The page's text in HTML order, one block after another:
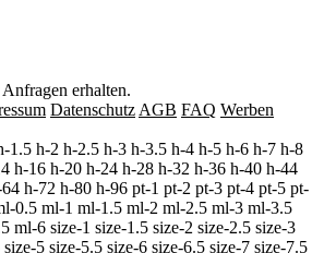
erhalten.
Datenschutz AGB FAQ Werben
1.5 h-2 h-2.5 h-3 h-3.5 h-4 h-5 h-6 h-7 h-8
h-16 h-20 h-24 h-28 h-32 h-36 h-40 h-44
h-72 h-80 h-96 pt-1 pt-2 pt-3 pt-4 pt-5 pt-
0.5 ml-1 ml-1.5 ml-2 ml-2.5 ml-3 ml-3.5
ml-6 size-1 size-1.5 size-2 size-2.5 size-3
5 size-5.5 size-6 size-6.5 size-7 size-7.5